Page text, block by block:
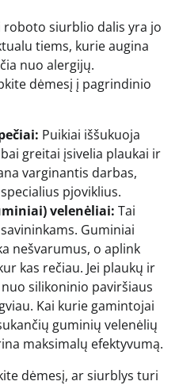
siurblio dalis yra jo
tiems, kurie augina
nuo alergijų.
dėmesį į pagrindinio
Puikiai iššukuoja
greitai įsivelia plaukai ir
varginantis darbas,
pjoviklius.
velenėliai: Tai
Guminiai
nešvarumus, o aplink
kas rečiau. Jei plaukų ir
silikoninio paviršiaus
Kai kurie gamintojai
guminių velenėlių
maksimalų efektyvumą.
dėmesį, ar siurblys turi